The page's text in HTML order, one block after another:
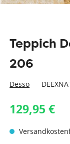
Teppich
206
Desso
129,95 €